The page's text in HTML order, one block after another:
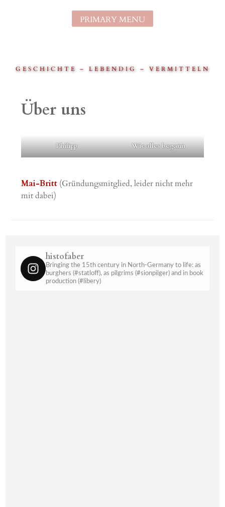
GESCHICHTE – LEBENDIG – VERMITTELN
PRIMARY MENU
Über uns
Philipp Wie alles begann
Mai-Britt(Gründungsmitglied, leider nicht mehr
mit dabei)
histofaber
Bringing the 15th century in North-Germany to life: as
burghers (#statloff), as pilgrims (#sionpilger) and in book
production (#libery)